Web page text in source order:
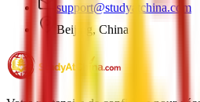
support@studyatchina.com
Beijing, China